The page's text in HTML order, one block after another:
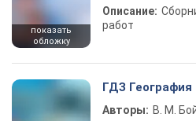
показать
обложку
Описание:
работ
ГДЗ География
Авторы: В. М.